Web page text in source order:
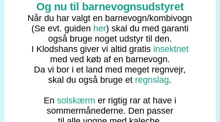
Og nu til barnevognsudstyret
Når du har valgt en barnevogn/kombivogn
(Se evt. guiden her) skal du med garanti
også bruge noget udstyr til den.
I Klodshans giver vi altid gratis insektnet
med ved køb af en barnevogn.
Da vi bor i et land med meget regnvejr,
skal du også bruge et regnslag.
En solskærm er rigtig rar at have i
sommermånederne. Den passer